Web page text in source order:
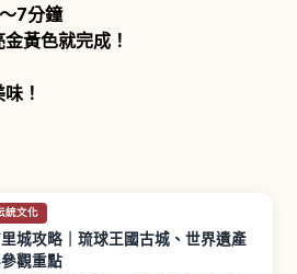
7分鐘
黃色就完成！
！
統文化
城攻略｜琉球王國古城、世界遺產
觀重點